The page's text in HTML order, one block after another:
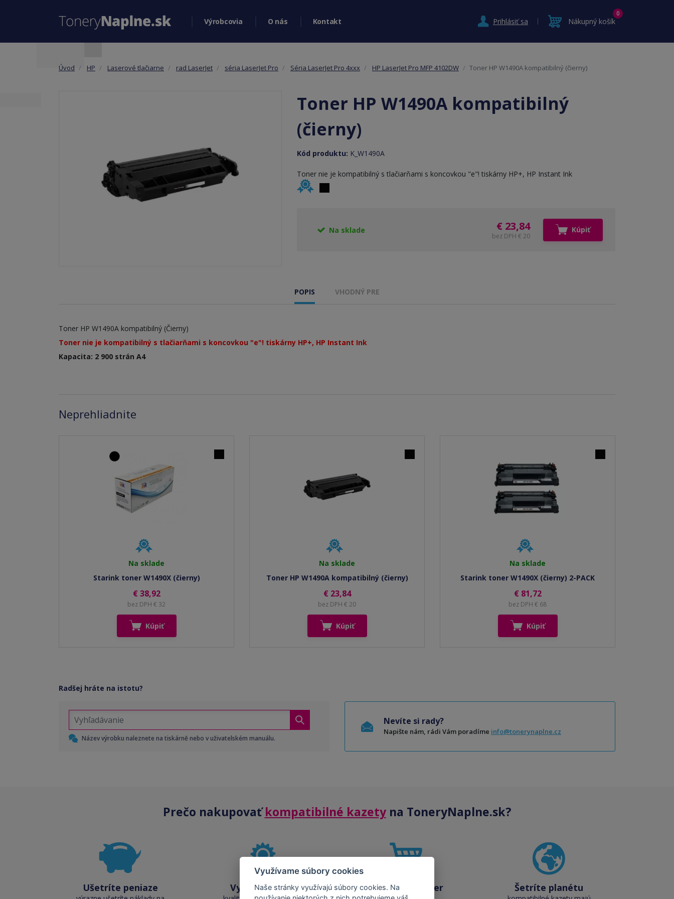
Výrobcovia O nás Kontakt Prihlásiť sa Nákupný košík
0
Úvod HP Laserové tlačiarne rad LaserJet séria LaserJet Pro Séria LaserJet Pro 4xxx HP LaserJet Pro MFP 4102DW Toner HP W1490A kompatibilný (čierny)
Toner HP W1490A kompatibilný
(čierny)
Kód produktu: K_W1490A
Toner nie je kompatibilný s tlačiarňami s koncovkou "e"! tiskárny HP+, HP Instant Ink
Na sklade € 23,84
bez DPH € 20
Kúpiť
POPIS VHODNÝ PRE
Toner HP W1490A kompatibilný (Čierny)
Toner nie je kompatibilný s tlačiarňami s koncovkou "e"! tiskárny HP+, HP Instant Ink
Kapacita: 2 900 strán A4
Neprehliadnite
Na sklade
Starink toner W1490X (čierny)
€ 38,92
bez DPH € 32
Kúpiť
Na sklade
Toner HP W1490A kompatibilný (čierny)
€ 23,84
bez DPH € 20
Kúpiť
Na sklade
Starink toner W1490X (čierny) 2-PACK
€ 81,72
bez DPH € 68
Kúpiť
Radšej hráte na istotu?
Název výrobku naleznete na tiskárně nebo v uživatelském manuálu.
Nevíte si rady?
Napište nám, rádi Vám poradíme info@tonerynaplne.cz
Prečo nakupovaťkompatibilné kazetyna ToneryNaplne.sk?
Ušetríte peniaze Vysoká kvalita
Skladom takmer
Šetríte planétu
Využívame súbory cookies
Naše stránky využívajú súbory cookies. Na